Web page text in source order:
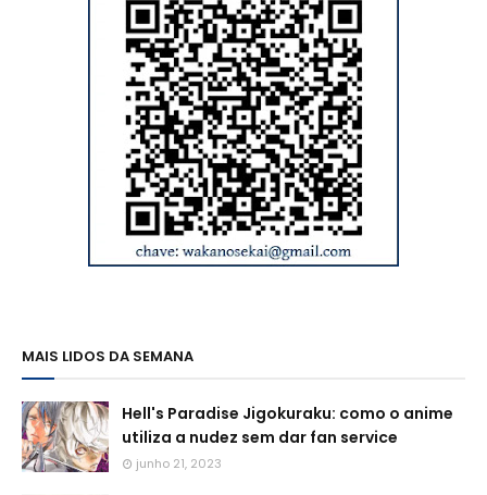
MAIS LIDOS DA SEMANA
Hell's Paradise Jigokuraku: como o anime
utiliza a nudez sem dar fan service
junho 21, 2023